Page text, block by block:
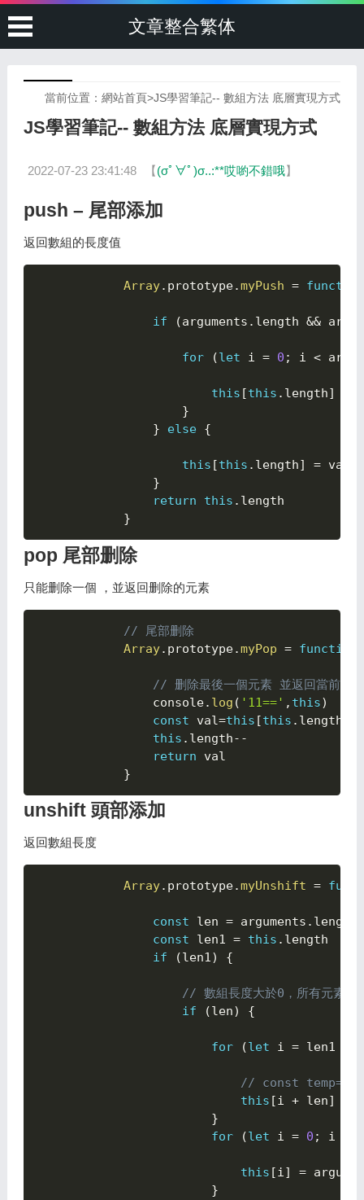
文章整合繁体
當前位置：網站首頁>JS學習筆記-- 數組方法 底層實現方式
JS學習筆記-- 數組方法 底層實現方式
2022-07-23 23:41:48 【(σﾟ∀ﾟ)σ..:**哎喲不錯哦】
push – 尾部添加
返回數組的長度值
Array. prototype.myPush = function
if (arguments . length &&
for (let i = 0 ; i <
this [this . length]
}
}
else {
this [this . length] = val
}
return
this . length
}
pop 尾部删除
只能删除一個 ，並返回删除的元素
// 尾部删除
Array. prototype.myPop = function
// 删除最後一個元素 並返回當前删
				console
. log ( '11==' , this)
const val=this [this . length
this . length--
return val
}
unshift 頭部添加
返回數組長度
Array. prototype.myUnshift =
const len = arguments . length
const len1 = this . length
if
(len1) {
// 數組長度大於0，所有元素往
if
(len) {
for (let i = len1
// const
this [i + len]
}
for
(let i = 0 ; i
this [i] =
}